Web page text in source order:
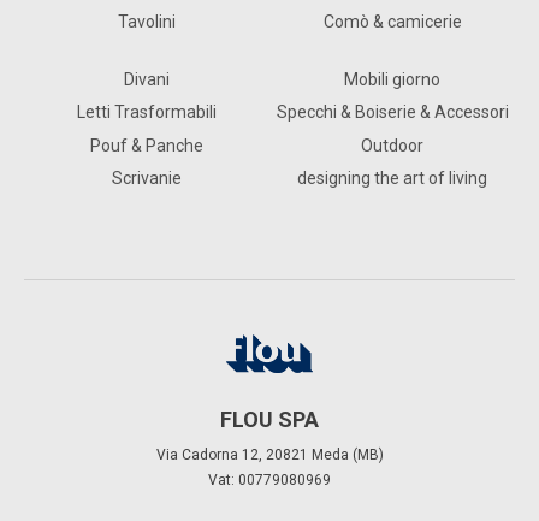
Tavolini
Comò & camicerie
Divani
Letti Trasformabili
Pouf & Panche
Scrivanie
Mobili giorno
Specchi & Boiserie & Accessori
Outdoor
designing the art of living
FLOU SPA
Via Cadorna 12, 20821 Meda (MB)
Vat: 00779080969